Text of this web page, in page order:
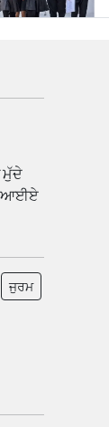
ਮੁੱਦੇ
ਆਈਏ
ਜੁਰਮ